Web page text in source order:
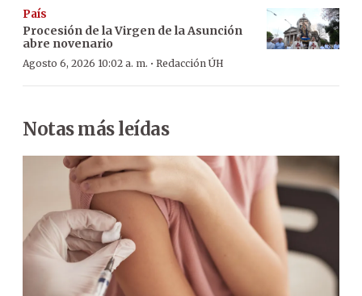
País
Procesión de la Virgen de la Asunción
abre novenario
Agosto 6, 2026 10:02 a. m. · Redacción ÚH
Notas más leídas